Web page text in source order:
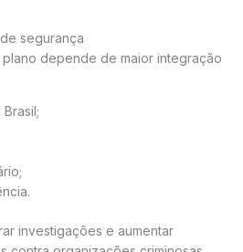
segurança
depende de maior integração
;
investigações e aumentar